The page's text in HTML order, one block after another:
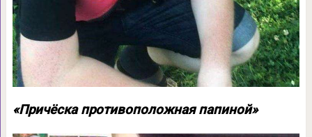
«Причёска противоположная папиной»